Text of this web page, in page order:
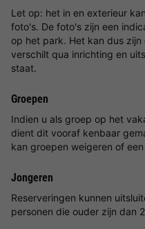
Let op: het in en exterieur
foto's. De foto's zijn een
op het park. Het kan dus
verschilt qua inrichting en
staat.
Groepen
Indien u als groep op het
dient dit vooraf kenbaar
kan groepen weigeren of
Jongeren
Reserveringen kunnen
personen die ouder zijn dan